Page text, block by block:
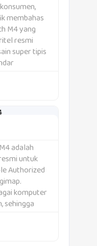
membahas
M4 yang
resmi
super tipis
yang
adalah
untuk
Authorized
komputer
sehingga
sesuai
di